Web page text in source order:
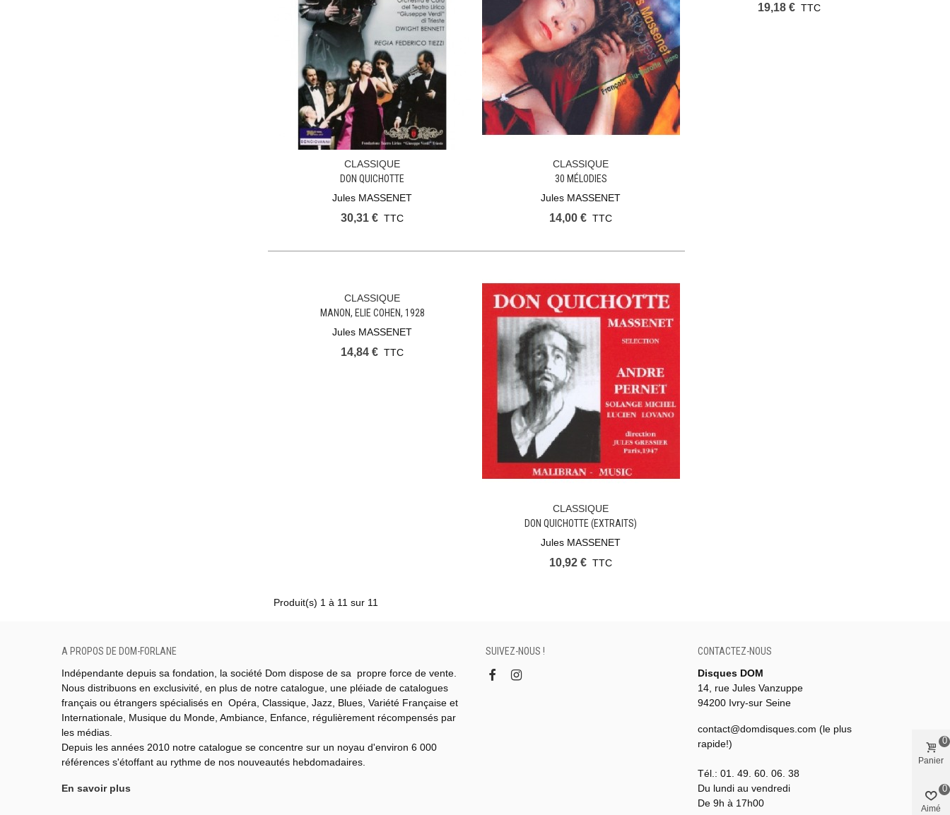
Ajouter Au Panier
CLASSIQUE
DON QUICHOTTE
Jules MASSENET
30,31 € TTC
Ajouter Au Panier
CLASSIQUE
30 MÉLODIES
Jules MASSENET
14,00 € TTC
19,18 € TTC
Ajouter Au Panier
CLASSIQUE
MANON, ELIE COHEN, 1928
Jules MASSENET
14,84 € TTC
Ajouter Au Panier
CLASSIQUE
DON QUICHOTTE (EXTRAITS)
Jules MASSENET
10,92 € TTC
Produit(s) 1 à 11 sur 11
A PROPOS DE DOM-FORLANE
Indépendante depuis sa fondation, la société Dom dispose de sa propre force de vente.
Nous distribuons en exclusivité, en plus de notre catalogue, une pléiade de catalogues
français ou étrangers spécialisés en Opéra, Classique, Jazz, Blues, Variété Française et
Internationale, Musique du Monde, Ambiance, Enfance, régulièrement récompensés par
les médias.
Depuis les années 2010 notre catalogue se concentre sur un noyau d'environ 6 000
références s'étoffant au rythme de nos nouveautés hebdomadaires.
En savoir plus
SUIVEZ-NOUS !
CONTACTEZ-NOUS
Disques DOM
14, rue Jules Vanzuppe
94200 Ivry-sur Seine
contact@domdisques.com (le plus
rapide!)
Tél.: 01. 49. 60. 06. 38
Du lundi au vendredi
De 9h à 17h00
Panier
0
Aimé
0